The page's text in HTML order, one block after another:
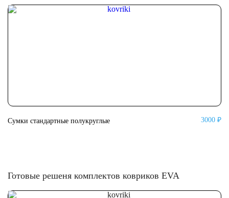
Сумки стандартные полукруглые 3000 ₽
Готовые решеня комплектов ковриков EVA